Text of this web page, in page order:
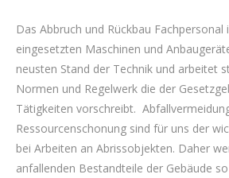
Das Abbruch und Rückbau
eingesetzten Maschinen und
neusten Stand der Technik und arbeitet
Normen und Regelwerk die der
Tätigkeiten vorschreibt.
Ressourcenschonung sind für uns der
bei Arbeiten an Abrissobjekten. Daher
anfallenden Bestandteile der Gebäude